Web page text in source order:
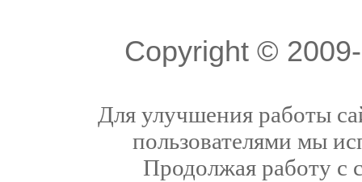
Copyright ©
Для улучшения работы
пользователями мы
Продолжая работу с